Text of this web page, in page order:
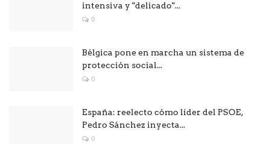
intensiva y "delicado"...
0
Bélgica pone en marcha un sistema de
protección social...
0
España: reelecto cómo líder del PSOE,
Pedro Sánchez inyecta...
0